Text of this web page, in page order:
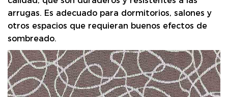
arrugas. Es adecuado para dormitorios, salones y
otros espacios que requieran buenos efectos de
sombreado.